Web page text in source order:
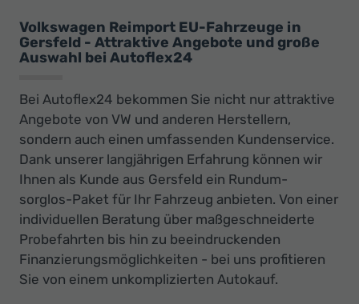
Volkswagen Reimport EU-Fahrzeuge in
Gersfeld - Attraktive Angebote und große
Auswahl bei Autoflex24
Bei Autoflex24 bekommen Sie nicht nur attraktive
Angebote von VW und anderen Herstellern,
sondern auch einen umfassenden Kundenservice.
Dank unserer langjährigen Erfahrung können wir
Ihnen als Kunde aus Gersfeld ein Rundum-
sorglos-Paket für Ihr Fahrzeug anbieten. Von einer
individuellen Beratung über maßgeschneiderte
Probefahrten bis hin zu beeindruckenden
Finanzierungsmöglichkeiten - bei uns profitieren
Sie von einem unkomplizierten Autokauf.